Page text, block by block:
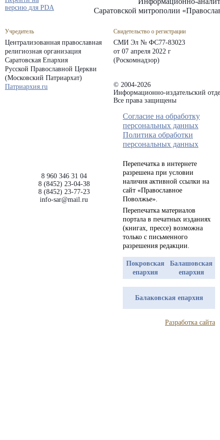
8 960 346 31 04
8 (8452) 23-04-38
8 (8452) 23-77-23
info-sar@mail.ru
Саратовской митрополии
Учредитель
Централизованная православная
религиозная организация
Саратовская Епархия
Русской Православной Церкви
(Московский Патриархат)
Патриархия.ru
Свидетельство о регистрации
СМИ Эл № ФС77-83023
от 07 апреля 2022 г
(Роскомнадзор)
© 2004-2026
Информационно-издательский
Все права защищены
Согласие на обработку
персональных данных
Политика обработки
персональных данных
Перепечатка в интернете
разрешена при условии
наличия активной ссылки на
сайт «Православное
Поволжье».
Перепечатка материалов
портала в печатных изданиях
(книгах, прессе) возможна
только с письменного
разрешения редакции.
Покровская
епархия
Балашовская
епархия
Балаковская епархия
версию для PDA
Разработка сайта